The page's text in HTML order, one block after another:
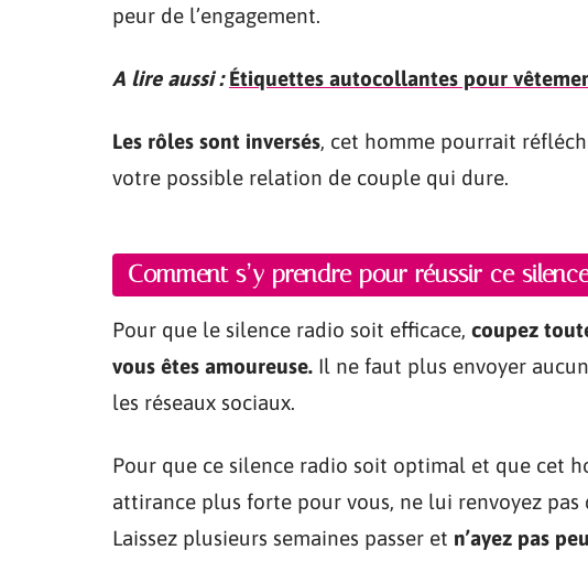
peur de l’engagement.
A lire aussi : Étiquettes autocollantes pour
Les rôles sont inversés, cet homme pourrait
votre possible relation de couple qui dure.
Comment s’y prendre pour réussir ce
Pour que le silence radio soit efficace, coupez
vous êtes amoureuse. Il ne faut plus envoyer
les réseaux sociaux.
Pour que ce silence radio soit optimal et que cet
attirance plus forte pour vous, ne lui renvoyez pas
Laissez plusieurs semaines passer et n’ayez pas